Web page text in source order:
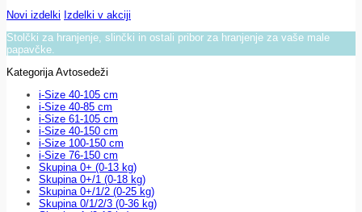
Novi izdelki Izdelki v akciji
Stolčki za hranjenje, slinčki in ostali pribor za hranjenje za vaše male
papavčke.
Kategorija Avtosedeži
i-Size 40-105 cm
i-Size 40-85 cm
i-Size 61-105 cm
i-Size 40-150 cm
i-Size 100-150 cm
i-Size 76-150 cm
Skupina 0+ (0-13 kg)
Skupina 0+/1 (0-18 kg)
Skupina 0+/1/2 (0-25 kg)
Skupina 0/1/2/3 (0-36 kg)